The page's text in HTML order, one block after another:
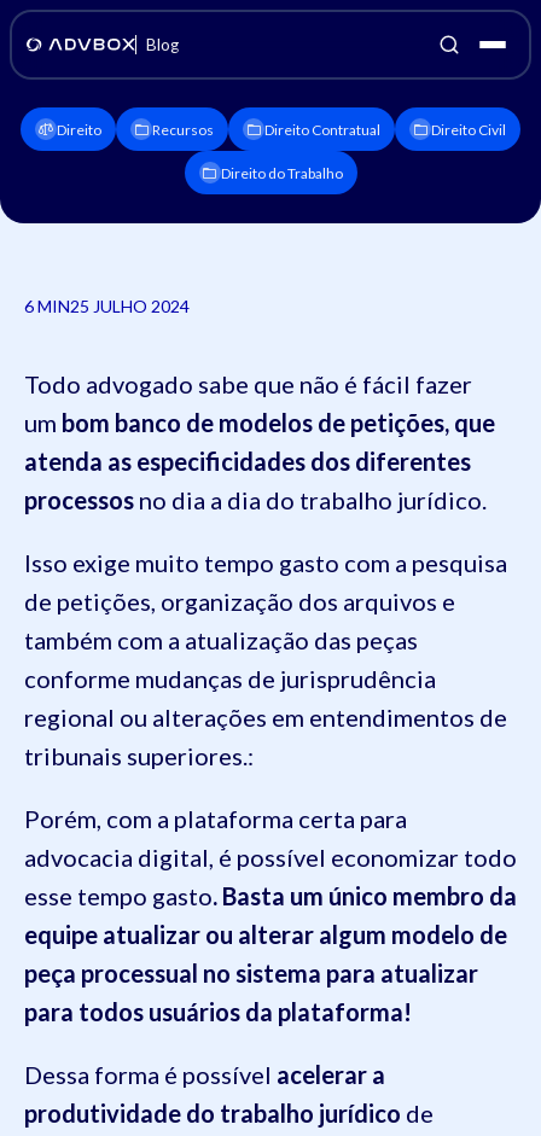
Blog
Direito Recursos Direito Contratual Direito Civil
Direito do Trabalho
6 MIN25 JULHO 2024
Todo advogado sabe que não é fácil fazer
um bom banco de modelos de petições, que
atenda as especificidades dos diferentes
processos no dia a dia do trabalho jurídico.
Isso exige muito tempo gasto com a pesquisa
de petições, organização dos arquivos e
também com a atualização das peças
conforme mudanças de jurisprudência
regional ou alterações em entendimentos de
tribunais superiores.:
Porém, com a plataforma certa para
advocacia digital, é possível economizar todo
esse tempo gasto. Basta um único membro da
equipe atualizar ou alterar algum modelo de
peça processual no sistema para atualizar
para todos usuários da plataforma!
Dessa forma é possível acelerar a
produtividade do trabalho jurídico de